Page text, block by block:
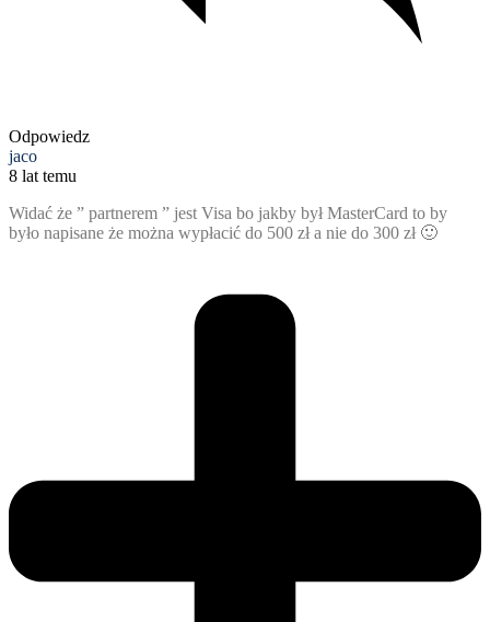
Odpowiedz
jaco
8 lat temu
Widać że ” partnerem ” jest Visa bo jakby był MasterCard to by
było napisane że można wypłacić do 500 zł a nie do 300 zł 🙂